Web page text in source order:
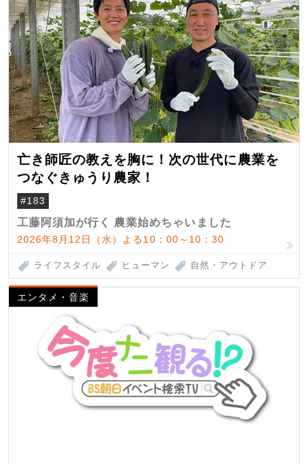
亡き師匠の教えを胸に！次の世代に農業を
つなぐきゅうり農家！
#183
工藤阿須加が行く 農業始めちゃいました
2026年8月12日（水）よる10：00～10：30
ライフスタイル ヒューマン 自然・アウトドア
エンタメ・音楽